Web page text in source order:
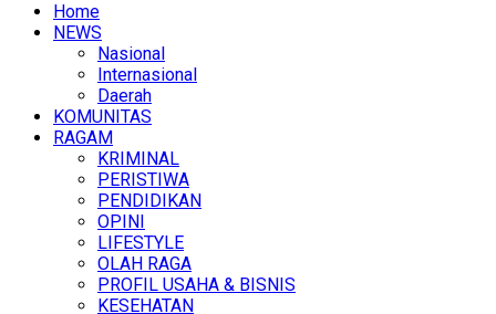
Home
NEWS
Nasional
Internasional
Daerah
KOMUNITAS
RAGAM
KRIMINAL
PERISTIWA
PENDIDIKAN
OPINI
LIFESTYLE
OLAH RAGA
PROFIL USAHA & BISNIS
KESEHATAN